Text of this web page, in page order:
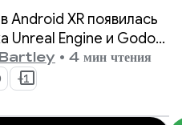
XR появилась
Unreal Engine и Godot.
инструменты,
производительность
XR: Android XR Engine
Framework.
• 4 мин чтения
+1